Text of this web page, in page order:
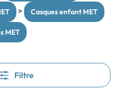
> Casques enfant MET
MET
Filtre